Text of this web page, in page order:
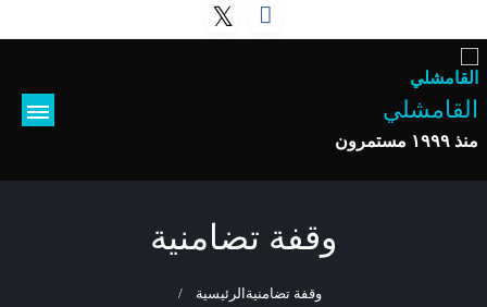
القامشلي
منذ ١٩٩٩ مستمرون
وقفة تضامنية
الرئيسية وقفة تضامنية